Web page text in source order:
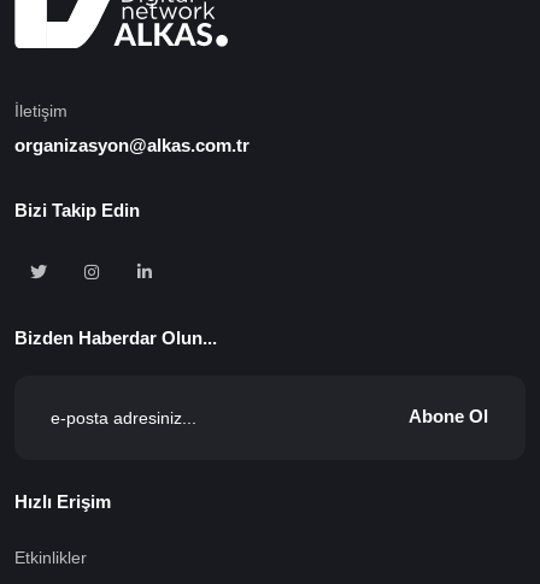
İletişim
organizasyon@alkas.com.tr
Bizi Takip Edin
Bizden Haberdar Olun...
Abone Ol
Hızlı Erişim
Etkinlikler